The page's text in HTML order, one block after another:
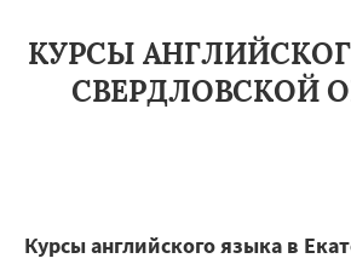
КУРСЫ
СВЕРДЛОВСКОЙ
Курсы английского языка в